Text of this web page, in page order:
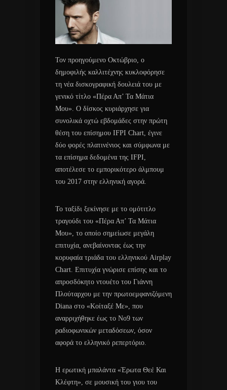
Τον προηγούμενο Οκτώβριο, ο
δημοφιλής καλλιτέχνης κυκλοφόρησε
τη νέα δισκογραφική δουλειά του με
γενικό τίτλο «Πέρα Απ’ Τα Μάτια
Μου». Ο δίσκος κυριάρχησε για
συνολικά οχτώ εβδομάδες στην πρώτη
θέση του επίσημου IFPI Chart, έγινε
δύο φορές πλατινένιος και σύμφωνα με
τα επίσημα δεδομένα της IFPI,
αποτέλεσε το εμπορικότερο άλμπουμ
του 2017 στην ελληνική αγορά.
Το ταξίδι ξεκίνησε με το ομότιτλο
τραγούδι του «Πέρα Απ’ Τα Μάτια
Μου», το οποίο σημείωσε μεγάλη
επιτυχία, ανεβαίνοντας έως την
κορυφαία τριάδα του ελληνικού Airplay
Chart. Επιτυχία γνώρισε επίσης και το
απροσδόκητο ντουέτο του Γιάννη
Πλούταρχου με την πρωτοεμφανιζόμενη
Diana στο «Κοίταξέ Με», που
αναρριχήθηκε έως το Νο9 των
ραδιοφωνικών μεταδόσεων, όσον
αφορά το ελληνικό ρεπερτόριο.
Η ερωτική μπαλάντα «Έρωτα Θεέ Και
Κλέφτη», σε μουσική του γιου του